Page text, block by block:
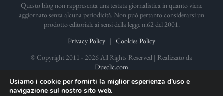
Questo blog non rappresenta una testata giornalistica in quanto viene
aggiornato senza alcuna periodicità. Non può pertanto considerarsi un
prodotto editoriale ai sensi della legge n.62 del 2001.
Privacy Policy | Cookies Policy
© Copyright 2011 - 2026 All Rights Reserved | Realizzato da
Dueclic.com
Usiamo i cookie per fornirti la miglior esperienza d'uso e
navigazione sul nostro sito web.